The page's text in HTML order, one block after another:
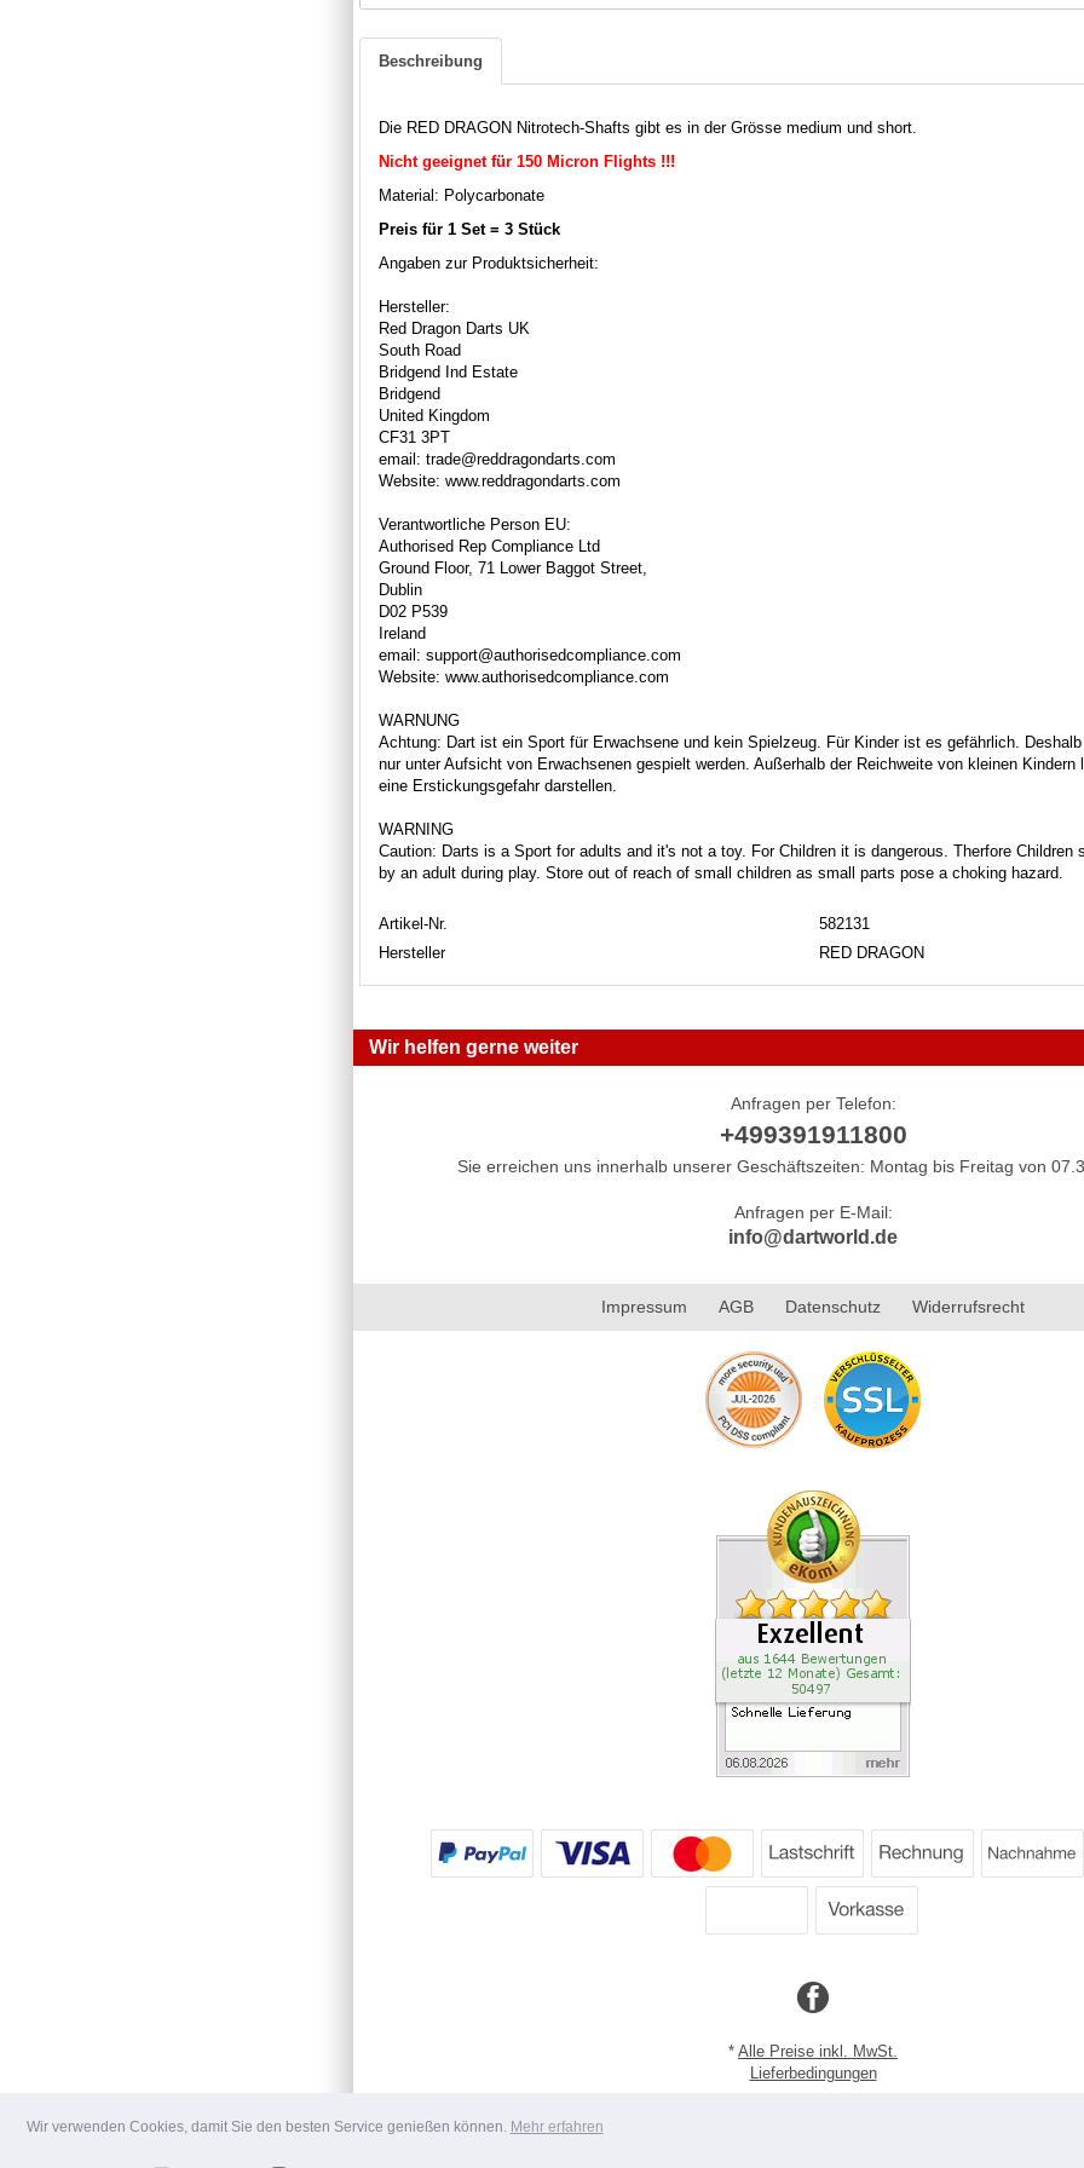
Wir verwenden Cookies, damit Sie den besten Service genießen können. Mehr erfahren
Beschreibung
Die RED DRAGON Nitrotech-Shafts gibt es in der Grösse medium und short.
Nicht geeignet für 150 Micron Flights !!!
Material: Polycarbonate
Preis für 1 Set = 3 Stück
Angaben zur Produktsicherheit:
Hersteller:
Red Dragon Darts UK
South Road
Bridgend Ind Estate
Bridgend
United Kingdom
CF31 3PT
email: trade@reddragondarts.com
Website: www.reddragondarts.com
Verantwortliche Person EU:
Authorised Rep Compliance Ltd
Ground Floor, 71 Lower Baggot Street,
Dublin
D02 P539
Ireland
email: support@authorisedcompliance.com
Website: www.authorisedcompliance.com
WARNUNG
Achtung: Dart ist ein Sport für Erwachsene und kein Spielzeug. Für Kinder ist es gefährlich.
nur unter Aufsicht von Erwachsenen gespielt werden. Außerhalb der Reichweite von kleinen Kindern
eine Erstickungsgefahr darstellen.
WARNING
Caution: Darts is a Sport for adults and it's not a toy. For Children it is dangerous. Therfore Children
by an adult during play. Store out of reach of small children as small parts pose a choking hazard.
Artikel-Nr.
582131
Hersteller
RED DRAGON
Wir helfen gerne weiter
Anfragen per Telefon:
+499391911800
Sie erreichen uns innerhalb unserer Geschäftszeiten: Montag bis Freitag von
Anfragen per E-Mail:
info@dartworld.de
Impressum AGB Datenschutz Widerrufsrecht
* Alle Preise inkl. MwSt.
Lieferbedingungen